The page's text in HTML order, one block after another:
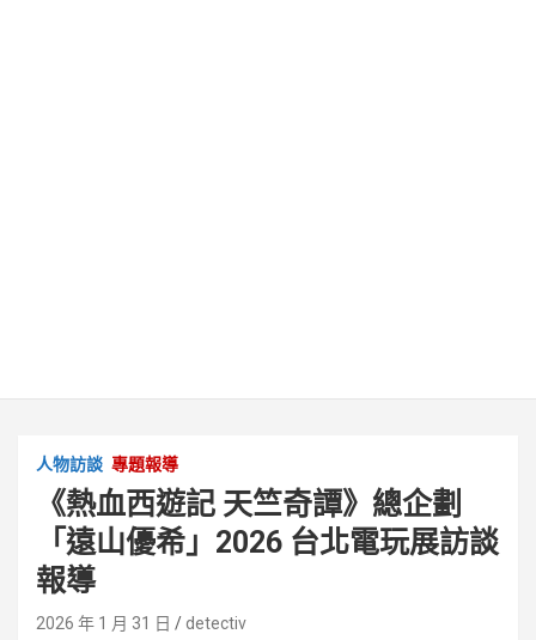
人物訪談 專題報導
《熱血西遊記 天竺奇譚》總企劃
「遠山優希」2026 台北電玩展訪談
報導
2026 年 1 月 31 日 detectiv